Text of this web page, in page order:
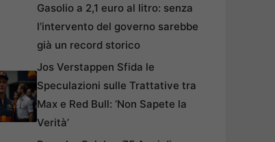
Gasolio a 2,1 euro al litro: senza
l’intervento del governo sarebbe
già un record storico
Jos Verstappen Sfida le
Speculazioni sulle Trattative tra
Max e Red Bull: ‘Non Sapete la
Verità’